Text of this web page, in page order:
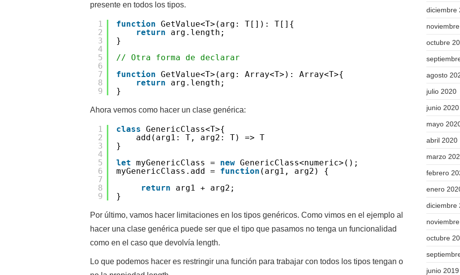
presente en todos los tipos.
1
2
3
4
5
6
7
8
9
function GetValue<T>(arg: T[]): T[]{
return
arg.length;
}
// Otra forma de declarar
function GetValue<T>(arg: Array<T>): Array<T>{
return
arg.length;
}
Ahora vemos como hacer un clase genérica:
1
2
3
4
5
6
7
8
9
class GenericClass<T>{
add(arg1: T, arg2: T) => T
}
let myGenericClass = new GenericClass<numeric>();
myGenericClass.add = function (arg1, arg2) {
return
arg1 + arg2;
}
Por último, vamos hacer limitaciones en los tipos genéricos. Como vimos en el ejemplo al
hacer una clase genérica puede ser que el tipo que pasamos no tenga un funcionalidad
como en el caso que devolvía length.
Lo que podemos hacer es restringir una función para trabajar con todos los tipos tengan o
diciembre
octubre
agosto
julio 2020
junio 2020
mayo
abril 2020
marzo
febrero
enero
diciembre
octubre
junio 2019